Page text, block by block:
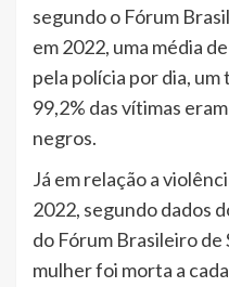
segundo o Fórum
em 2022, uma média
pela polícia por dia,
99,2% das vítimas
negros.
Já em relação a
2022, segundo dados
do Fórum Brasileiro de
mulher foi morta a